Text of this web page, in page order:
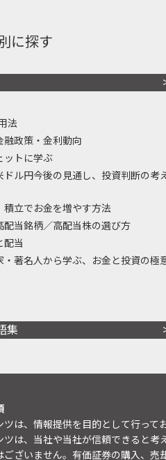
に探す
法
融政策・金利動向
ットに学ぶ
ドル円今後の見通し、投資判断の考
積立でお金を増やす方法
配当銘柄／高配当株の選び方
配当
・著名人から学ぶ、お金と投資の極
集
は、情報提供を目的として行ってお
ツは、当社や当社が信頼できると
ございません。有価証券の購入、売